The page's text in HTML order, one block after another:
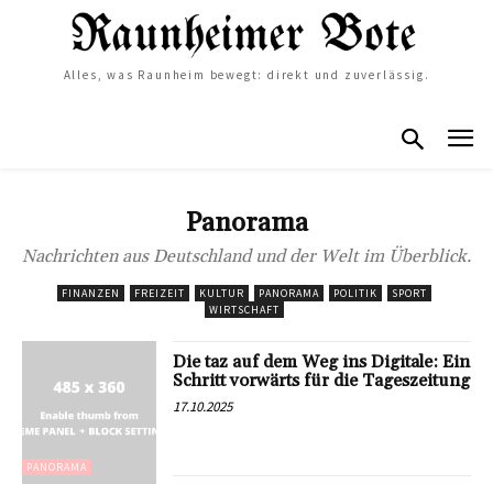
Alles, was Raunheim bewegt: direkt und zuverlässig.
Panorama
Nachrichten aus Deutschland und der Welt im Überblick.
FINANZEN FREIZEIT KULTUR PANORAMA POLITIK
SPORT
WIRTSCHAFT
PANORAMA
Die taz auf dem Weg ins Digitale: Ein
Schritt vorwärts für die Tageszeitung
17.10.2025